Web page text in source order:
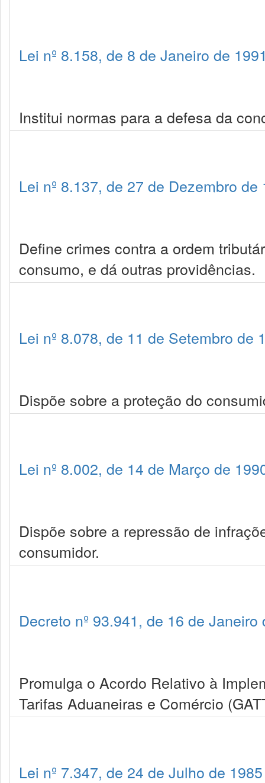
Lei nº 8.158, de 8 de Janeiro de
Institui normas para a defesa da
Lei nº 8.137, de 27 de Dezembro de
Define crimes contra a ordem
consumo, e dá outras providências.
Lei nº 8.078, de 11 de Setembro de
Dispõe sobre a proteção do
Lei nº 8.002, de 14 de Março de
Dispõe sobre a repressão de
consumidor.
Decreto nº 93.941, de 16 de Janeiro
Promulga o Acordo Relativo à
Tarifas Aduaneiras e Comércio
Lei nº 7.347, de 24 de Julho de 1985